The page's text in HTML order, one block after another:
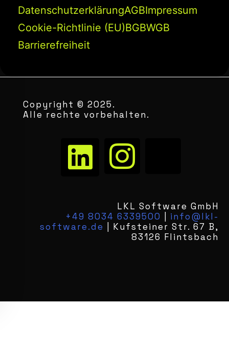
DatenschutzerklärungAGBImpressum
Cookie-Richtlinie (EU)BGBWGB
Barrierefreiheit
Copyright © 2025.
Alle rechte vorbehalten.
LKL Software GmbH
+49 8034 6339500
info@lkl-
software.de
| Kufsteiner Str. 67 B,
83126 Flintsbach